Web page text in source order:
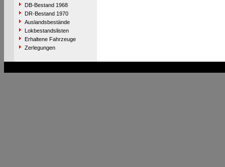
DB-Bestand 1968
DR-Bestand 1970
Auslandsbestände
Lokbestandslisten
Erhaltene Fahrzeuge
Zerlegungen